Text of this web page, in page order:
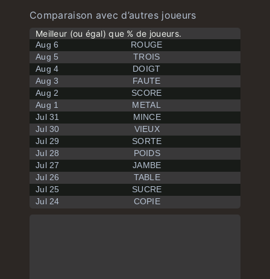
Comparaison avec d’autres joueurs
Meilleur (ou égal) que % de joueurs.
Aug 6
ROUGE
Aug 5
TROIS
Aug 4
DOIGT
Aug 3
FAUTE
Aug 2
SCORE
Aug 1
METAL
Jul 31
MINCE
Jul 30
VIEUX
Jul 29
SORTE
Jul 28
POIDS
Jul 27
JAMBE
Jul 26
TABLE
Jul 25
SUCRE
Jul 24
COPIE